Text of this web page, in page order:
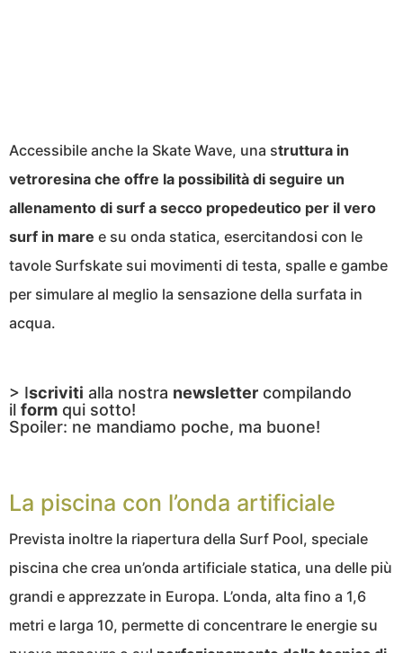
Accessibile anche la Skate Wave, una struttura in
vetroresina che offre la possibilità di seguire un
allenamento di surf a secco propedeutico per il vero
surf in mare e su onda statica, esercitandosi con le
tavole Surfskate sui movimenti di testa, spalle e gambe
per simulare al meglio la sensazione della surfata in
acqua.
> Iscriviti alla nostra newsletter compilando
il form qui sotto!
Spoiler: ne mandiamo poche, ma buone!
La piscina con l’onda artificiale
Prevista inoltre la riapertura della Surf Pool, speciale
piscina che crea un’onda artificiale statica, una delle più
grandi e apprezzate in Europa. L’onda, alta fino a 1,6
metri e larga 10, permette di concentrare le energie su